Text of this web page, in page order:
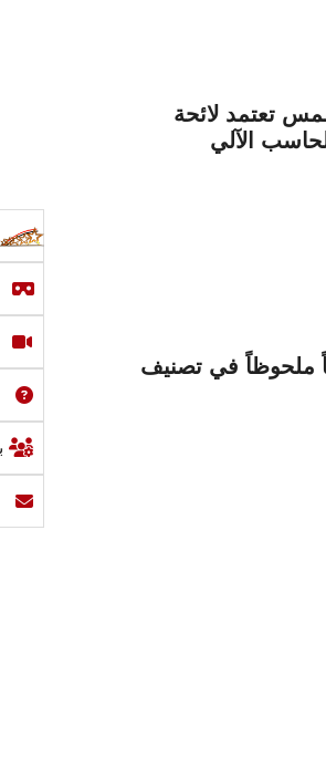
تعتمد لائحة
الآلي